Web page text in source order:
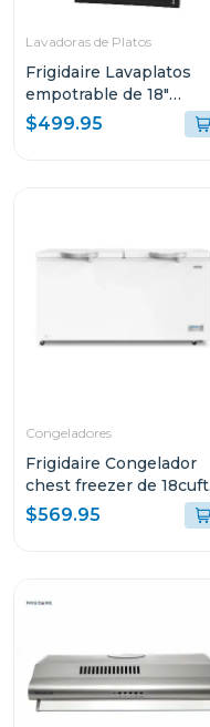
Lavadoras de Platos
Frigidaire Lavaplatos
empotrable de 18"
ffbd1831
$499.95
Congeladores
Frigidaire Congelador
chest freezer de 18cuft
ffc18w3
$569.95